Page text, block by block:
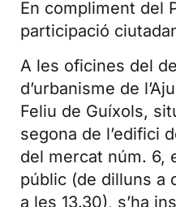
En compliment del
participació
A les oficines del
d’urbanisme de
Feliu de Guíxols,
segona de l’edifici
del mercat núm. 6,
públic (de dilluns a
a les 13.30), s’ha